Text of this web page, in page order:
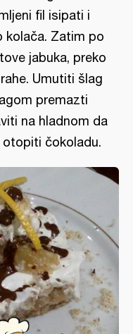
fil isipati i
kolača. Zatim po
jabuka, preko
Umutiti šlag
premazti
na hladnom da
otopiti čokoladu.